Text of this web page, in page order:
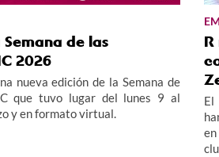
de las
2026
nueva edición de la Semana de
que tuvo lugar del lunes 9 al
y en formato virtual.
El